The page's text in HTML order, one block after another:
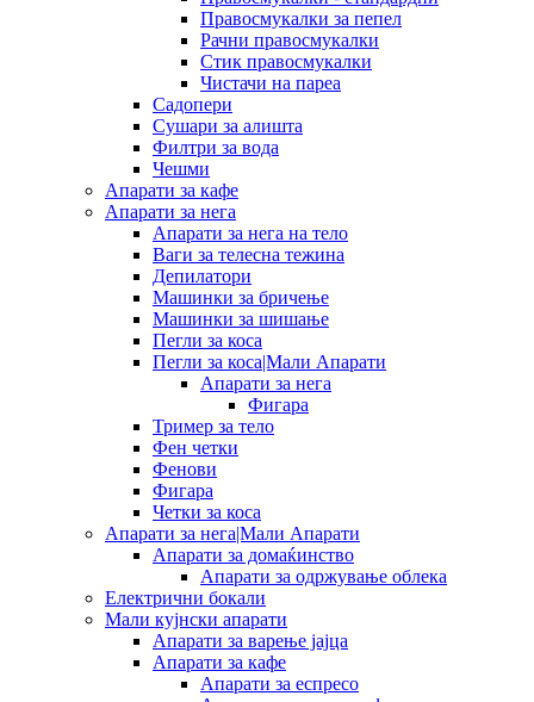
Правосмукалки за пепел
Рачни правосмукалки
Стик правосмукалки
Чистачи на пареа
Садопери
Сушари за алишта
Филтри за вода
Чешми
Апарати за кафе
Апарати за нега
Апарати за нега на тело
Ваги за телесна тежина
Депилатори
Машинки за бричење
Машинки за шишање
Пегли за коса
Пегли за коса|Мали Апарати
Апарати за нега
Фигара
Тример за тело
Фен четки
Фенови
Фигара
Четки за коса
Апарати за нега|Мали Апарати
Апарати за домаќинство
Апарати за одржување облека
Електрични бокали
Мали кујнски апарати
Апарати за варење јајца
Апарати за кафе
Апарати за еспресо